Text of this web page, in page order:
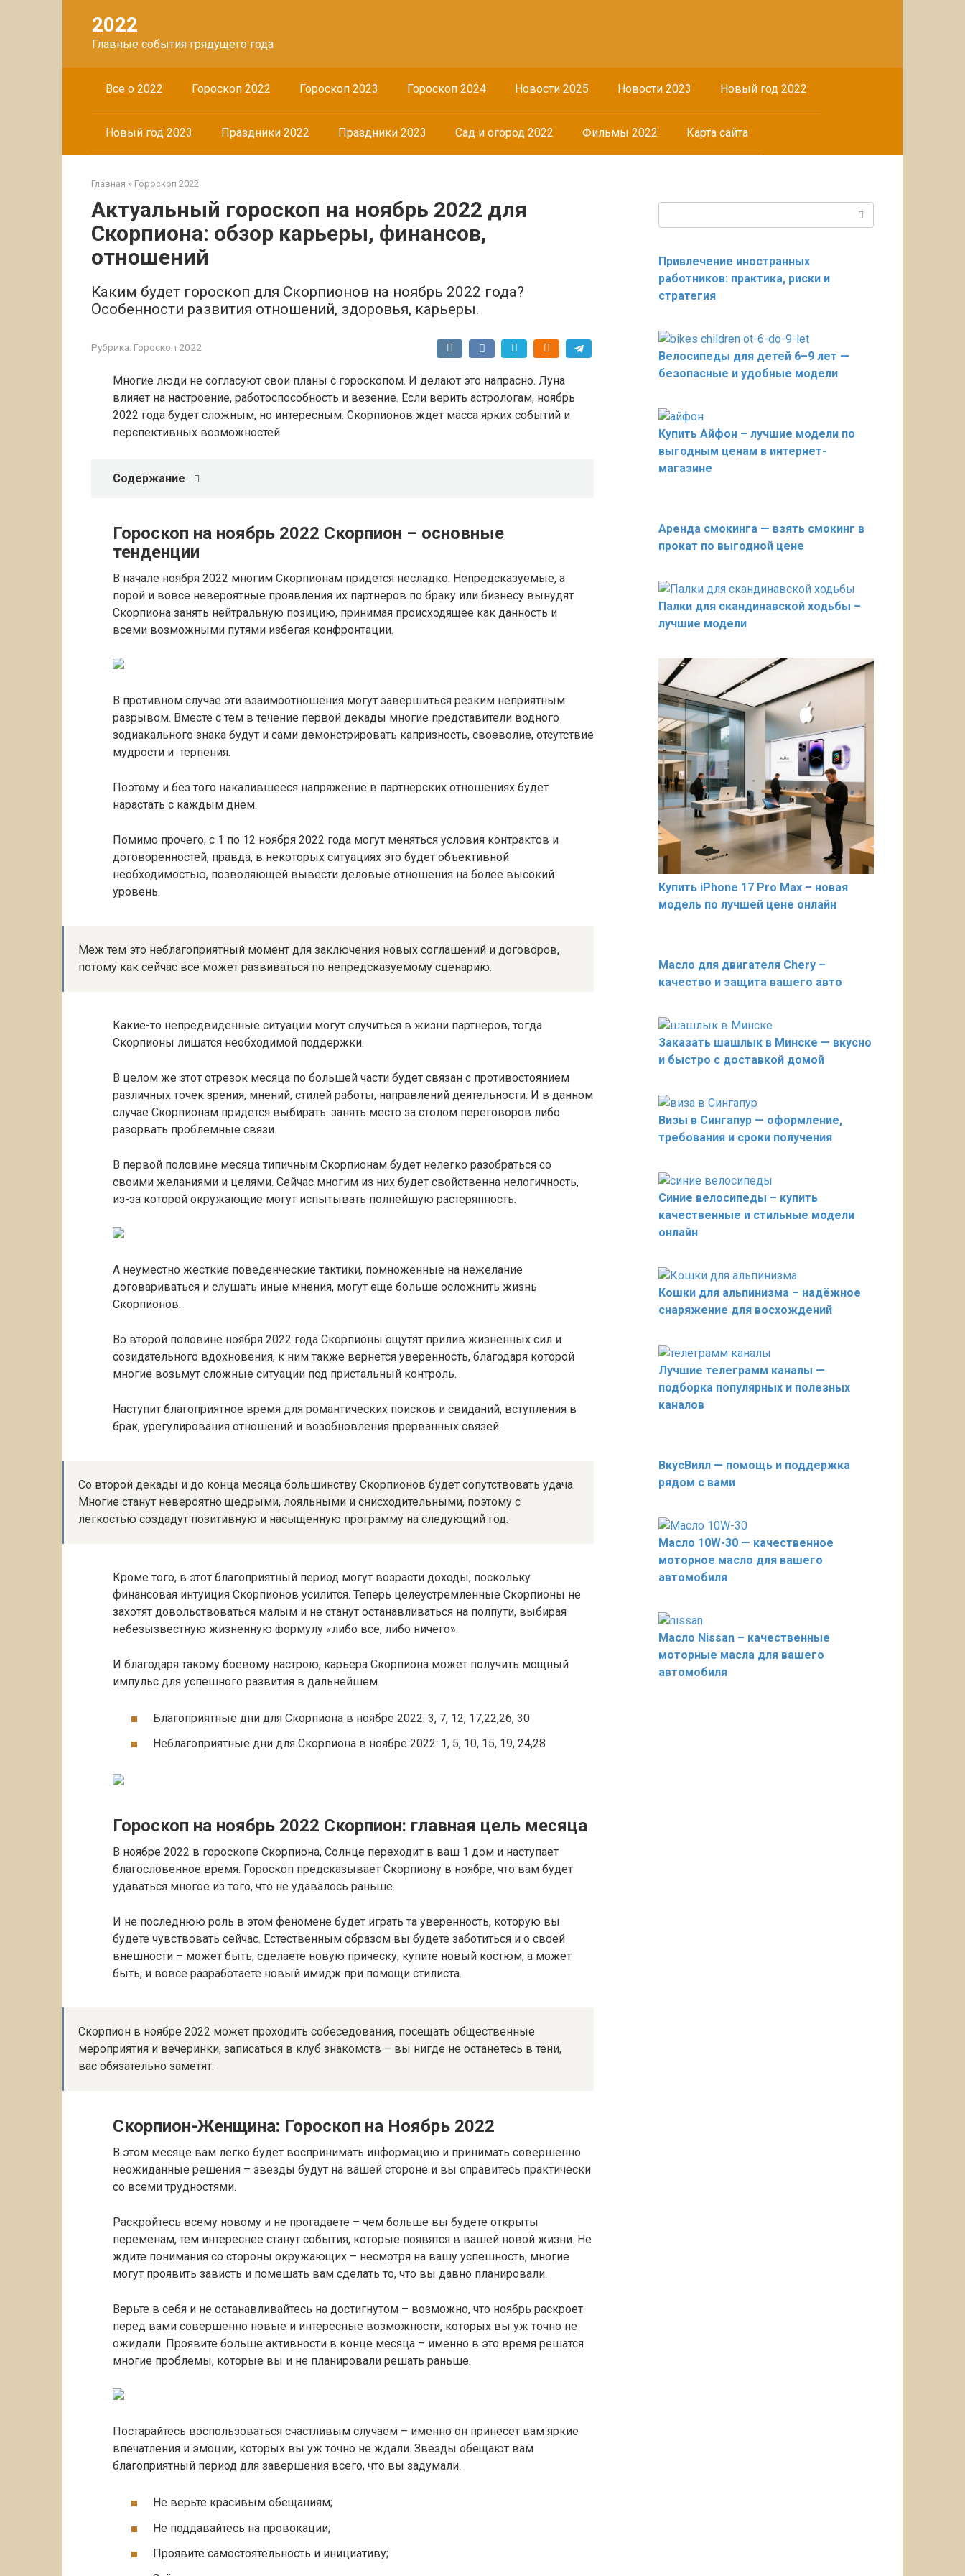
2022
Главные события грядущего года
Все о 2022 Гороскоп 2022 Гороскоп 2023 Гороскоп 2024 Новости 2025 Новости 2023 Новый год 2022
Новый год 2023 Праздники 2022 Праздники 2023 Сад и огород 2022 Фильмы 2022 Карта сайта
Главная » Гороскоп 2022
Актуальный гороскоп на ноябрь 2022 для
Скорпиона: обзор карьеры, финансов,
отношений
Каким будет гороскоп для Скорпионов на ноябрь 2022 года?
Особенности развития отношений, здоровья, карьеры.
Рубрика: Гороскоп 2022
Многие люди не согласуют свои планы с гороскопом. И делают это напрасно. Луна
влияет на настроение, работоспособность и везение. Если верить астрологам, ноябрь
2022 года будет сложным, но интересным. Скорпионов ждет масса ярких событий и
перспективных возможностей.
Содержание
Гороскоп на ноябрь 2022 Скорпион – основные
тенденции
В начале ноября 2022 многим Скорпионам придется несладко. Непредсказуемые, а
порой и вовсе невероятные проявления их партнеров по браку или бизнесу вынудят
Скорпиона занять нейтральную позицию, принимая происходящее как данность и
всеми возможными путями избегая конфронтации.
В противном случае эти взаимоотношения могут завершиться резким неприятным
разрывом. Вместе с тем в течение первой декады многие представители водного
зодиакального знака будут и сами демонстрировать капризность, своеволие, отсутствие
мудрости и терпения.
Поэтому и без того накалившееся напряжение в партнерских отношениях будет
нарастать с каждым днем.
Помимо прочего, с 1 по 12 ноября 2022 года могут меняться условия контрактов и
договоренностей, правда, в некоторых ситуациях это будет объективной
необходимостью, позволяющей вывести деловые отношения на более высокий
уровень.
Меж тем это неблагоприятный момент для заключения новых соглашений и договоров,
потому как сейчас все может развиваться по непредсказуемому сценарию.
Какие-то непредвиденные ситуации могут случиться в жизни партнеров, тогда
Скорпионы лишатся необходимой поддержки.
В целом же этот отрезок месяца по большей части будет связан с противостоянием
различных точек зрения, мнений, стилей работы, направлений деятельности. И в данном
случае Скорпионам придется выбирать: занять место за столом переговоров либо
разорвать проблемные связи.
В первой половине месяца типичным Скорпионам будет нелегко разобраться со
своими желаниями и целями. Сейчас многим из них будет свойственна нелогичность,
из-за которой окружающие могут испытывать полнейшую растерянность.
А неуместно жесткие поведенческие тактики, помноженные на нежелание
договариваться и слушать иные мнения, могут еще больше осложнить жизнь
Скорпионов.
Во второй половине ноября 2022 года Скорпионы ощутят прилив жизненных сил и
созидательного вдохновения, к ним также вернется уверенность, благодаря которой
многие возьмут сложные ситуации под пристальный контроль.
Наступит благоприятное время для романтических поисков и свиданий, вступления в
брак, урегулирования отношений и возобновления прерванных связей.
Со второй декады и до конца месяца большинству Скорпионов будет сопутствовать удача.
Многие станут невероятно щедрыми, лояльными и снисходительными, поэтому с
легкостью создадут позитивную и насыщенную программу на следующий год.
Кроме того, в этот благоприятный период могут возрасти доходы, поскольку
финансовая интуиция Скорпионов усилится. Теперь целеустремленные Скорпионы не
захотят довольствоваться малым и не станут останавливаться на полпути, выбирая
небезызвестную жизненную формулу «либо все, либо ничего».
И благодаря такому боевому настрою, карьера Скорпиона может получить мощный
импульс для успешного развития в дальнейшем.
Благоприятные дни для Скорпиона в ноябре 2022: 3, 7, 12, 17,22,26, 30
Неблагоприятные дни для Скорпиона в ноябре 2022: 1, 5, 10, 15, 19, 24,28
Гороскоп на ноябрь 2022 Скорпион: главная цель месяца
В ноябре 2022 в гороскопе Скорпиона, Солнце переходит в ваш 1 дом и наступает
благословенное время. Гороскоп предсказывает Скорпиону в ноябре, что вам будет
удаваться многое из того, что не удавалось раньше.
И не последнюю роль в этом феномене будет играть та уверенность, которую вы
будете чувствовать сейчас. Естественным образом вы будете заботиться и о своей
внешности – может быть, сделаете новую прическу, купите новый костюм, а может
быть, и вовсе разработаете новый имидж при помощи стилиста.
Скорпион в ноябре 2022 может проходить собеседования, посещать общественные
мероприятия и вечеринки, записаться в клуб знакомств – вы нигде не останетесь в тени,
вас обязательно заметят.
Скорпион-Женщина: Гороскоп на Ноябрь 2022
В этом месяце вам легко будет воспринимать информацию и принимать совершенно
неожиданные решения – звезды будут на вашей стороне и вы справитесь практически
со всеми трудностями.
Раскройтесь всему новому и не прогадаете – чем больше вы будете открыты
переменам, тем интереснее станут события, которые появятся в вашей новой жизни. Не
ждите понимания со стороны окружающих – несмотря на вашу успешность, многие
могут проявить зависть и помешать вам сделать то, что вы давно планировали.
Верьте в себя и не останавливайтесь на достигнутом – возможно, что ноябрь раскроет
перед вами совершенно новые и интересные возможности, которых вы уж точно не
ожидали. Проявите больше активности в конце месяца – именно в это время решатся
многие проблемы, которые вы и не планировали решать раньше.
Постарайтесь воспользоваться счастливым случаем – именно он принесет вам яркие
впечатления и эмоции, которых вы уж точно не ждали. Звезды обещают вам
благоприятный период для завершения всего, что вы задумали.
Не верьте красивым обещаниям;
Не поддавайтесь на провокации;
Проявите самостоятельность и инициативу;
Привлечение иностранных
работников: практика, риски и
стратегия
Велосипеды для детей 6–9 лет —
безопасные и удобные модели
Купить Айфон – лучшие модели по
выгодным ценам в интернет-
магазине
Аренда смокинга — взять смокинг в
прокат по выгодной цене
Палки для скандинавской ходьбы –
лучшие модели
Купить iPhone 17 Pro Max – новая
модель по лучшей цене онлайн
Масло для двигателя Chery –
качество и защита вашего авто
Заказать шашлык в Минске — вкусно
и быстро с доставкой домой
Визы в Сингапур — оформление,
требования и сроки получения
Синие велосипеды – купить
качественные и стильные модели
онлайн
Кошки для альпинизма – надёжное
снаряжение для восхождений
Лучшие телеграмм каналы —
подборка популярных и полезных
каналов
ВкусВилл — помощь и поддержка
рядом с вами
Масло 10W-30 — качественное
моторное масло для вашего
автомобиля
Масло Nissan – качественные
моторные масла для вашего
автомобиля